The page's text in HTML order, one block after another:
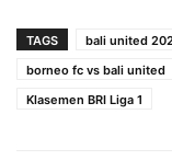
TAGS bali united
borneo fc vs bali united
Klasemen BRI Liga 1